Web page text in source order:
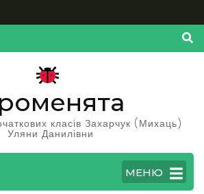
класів Захарчук (Михаць)
Уляни Данилівни
МЕНЮ